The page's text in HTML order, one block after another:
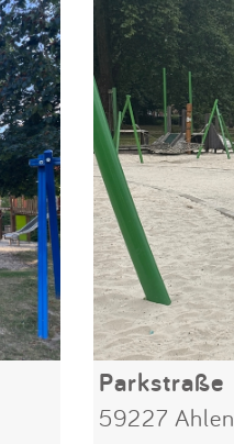
Parkstraße
59227 Ahlen